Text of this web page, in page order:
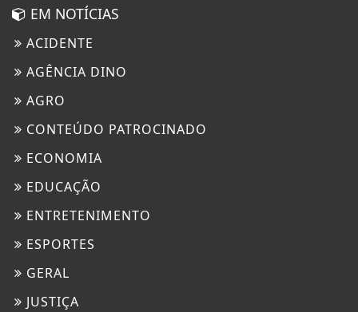
EM NOTÍCIAS
ACIDENTE
AGÊNCIA DINO
AGRO
CONTEÚDO PATROCINADO
ECONOMIA
EDUCAÇÃO
ENTRETENIMENTO
ESPORTES
GERAL
JUSTIÇA